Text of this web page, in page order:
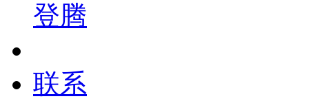
登腾
联系